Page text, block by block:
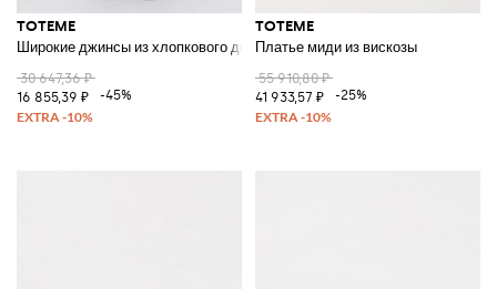
TOTEME
Широкие джинсы из хлопкового денима
30 647,36 ₽
16 855,39 ₽
-45%
TOTEME
Платье миди из вискозы
55 910,80 ₽
41 933,57 ₽
-25%